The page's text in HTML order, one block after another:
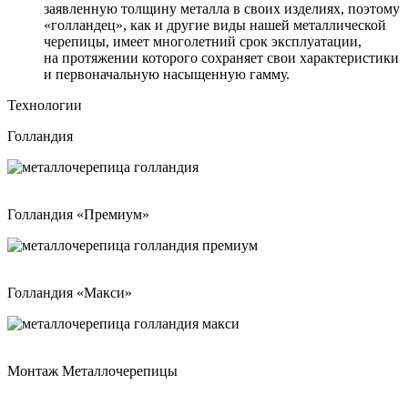
заявленную толщину металла в своих изделиях, поэтому
«голландец», как и другие виды нашей металлической
черепицы, имеет многолетний срок эксплуатации,
на протяжении которого сохраняет свои характеристики
и первоначальную насыщенную гамму.
Технологии
Голландия
Голландия «Премиум»
Голландия «Макси»
Монтаж Металлочерепицы